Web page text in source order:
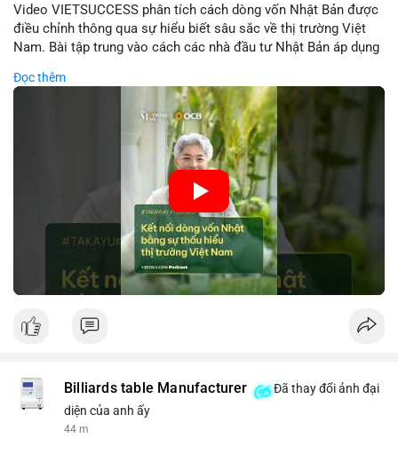
Video VIETSUCCESS phân tích cách dòng vốn Nhật Bản được
điều chỉnh thông qua sự hiểu biết sâu sắc về thị trường Việt
Nam. Bài tập trung vào cách các nhà đầu tư Nhật Bản áp dụng
đầu tư trực tiếp vào doanh nghiệp đến việc giao dịch tài chính.
Kết nối này không chỉ tạo cơ hội tăng trưởng cho Việt Nam mà
còn tạo ra động lực cho thị trường crypto địa phương khi các
nhà đầu tư đa quốc gia tìm kiếm cơ hội đa dạng. Các yếu tố
như chính sách tài chính Việt Nam, xu hướng đầu tư ESG, và
ổn định thị trường sẽ ảnh hưởng trực tiếp đến lưu lượng vốn
nhập khẩu từ Nhật Bản. Bài cũng nhấn mạnh vai trò của thông
tin thị trường chính xác trong việc giảm rủi ro khi kết nối các
thị trường khác nhau.
🎥 Xem video trực tiếp tại:
Đọc thêm
Billiards table Manufacturer
Đã thay đổi ảnh đại
diện của anh ấy
44 m